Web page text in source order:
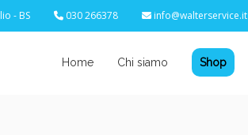
- BS 030 266378 info@walterservice.it
Home Chi siamo Shop